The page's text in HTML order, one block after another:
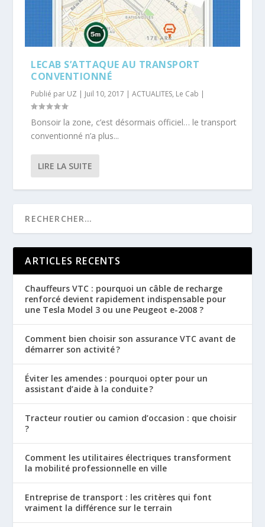
LECAB S’ATTAQUE AU TRANSPORT
CONVENTIONNÉ
Publié par UZ | Juil 10, 2017 |ACTUALITES, Le Cab |
Bonsoir la zone, c’est désormais officiel… le transport
conventionné n’a plus...
LIRE LA SUITE
ARTICLES RECENTS
Chauffeurs VTC : pourquoi un câble de recharge
renforcé devient rapidement indispensable pour
une Tesla Model 3 ou une Peugeot e-2008 ?
Comment bien choisir son assurance VTC avant de
démarrer son activité ?
Éviter les amendes : pourquoi opter pour un
assistant d’aide à la conduite ?
Tracteur routier ou camion d’occasion : que choisir
?
Comment les utilitaires électriques transforment
la mobilité professionnelle en ville
Entreprise de transport : les critères qui font
vraiment la différence sur le terrain